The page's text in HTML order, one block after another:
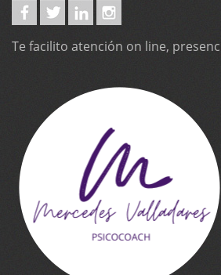
Te facilito atención on line,